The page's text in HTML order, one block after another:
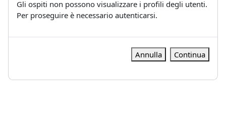
Gli ospiti non possono visualizzare i profili degli utenti.
Per proseguire è necessario autenticarsi.
Annulla Continua